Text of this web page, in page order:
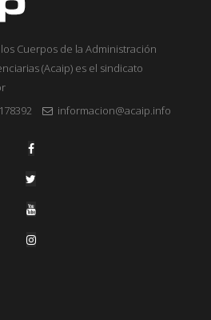
Cuerpos de la Administración
(Acaip) es el sindicato
informacion@acaip.info